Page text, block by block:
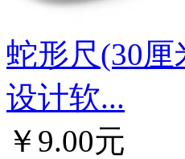
蛇形尺(30
设计软...
￥9.00元